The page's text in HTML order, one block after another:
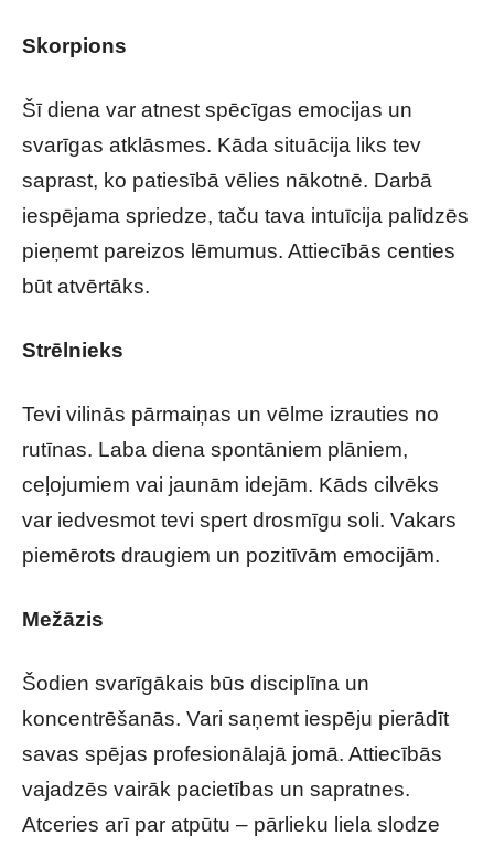
Skorpions
Šī diena var atnest spēcīgas emocijas un
svarīgas atklāsmes. Kāda situācija liks tev
saprast, ko patiesībā vēlies nākotnē. Darbā
iespējama spriedze, taču tava intuīcija palīdzēs
pieņemt pareizos lēmumus. Attiecībās centies
būt atvērtāks.
Strēlnieks
Tevi vilinās pārmaiņas un vēlme izrauties no
rutīnas. Laba diena spontāniem plāniem,
ceļojumiem vai jaunām idejām. Kāds cilvēks
var iedvesmot tevi spert drosmīgu soli. Vakars
piemērots draugiem un pozitīvām emocijām.
Mežāzis
Šodien svarīgākais būs disciplīna un
koncentrēšanās. Vari saņemt iespēju pierādīt
savas spējas profesionālajā jomā. Attiecībās
vajadzēs vairāk pacietības un sapratnes.
Atceries arī par atpūtu – pārlieku liela slodze